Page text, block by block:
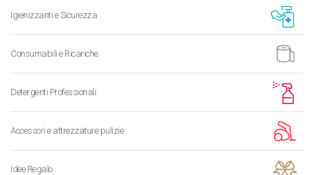
Igienizzanti e Sicurezza
Consumabili e Ricariche
Detergenti Professionali
Accessori e attrezzature pulizie
Idee Regalo